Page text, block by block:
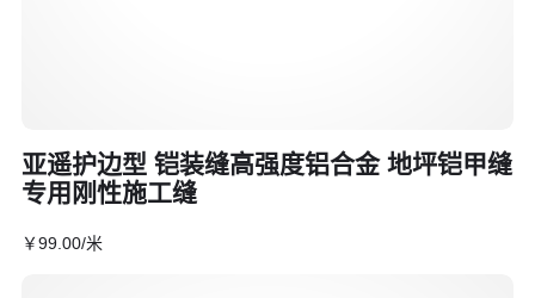
亚遥护边型 铠装缝高强度铝合金 地坪铠甲缝
专用刚性施工缝
￥99 .00/米